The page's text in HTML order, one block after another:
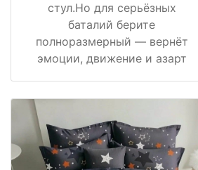
стул.Но для серьёзных
баталий берите
полноразмерный — вернёт
эмоции, движение и азарт